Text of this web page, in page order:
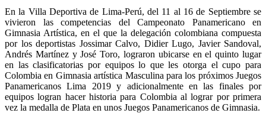
En la Villa Deportiva de Lima-Perú, del 11 al 16 de Septiembre se
vivieron las competencias del Campeonato Panamericano en
Gimnasia Artística, en el que la delegación colombiana compuesta
por los deportistas Jossimar Calvo, Didier Lugo, Javier Sandoval,
Andrés Martínez y José Toro, lograron ubicarse en el quinto lugar
en las clasificatorias por equipos lo que les otorga el cupo para
Colombia en Gimnasia artística Masculina para los próximos Juegos
Panamericanos Lima 2019 y adicionalmente en las finales por
equipos logran hacer historia para Colombia al lograr por primera
vez la medalla de Plata en unos Juegos Panamericanos de Gimnasia.